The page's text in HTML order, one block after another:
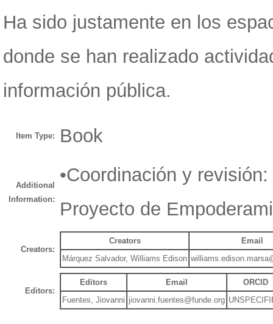
Ha sido justamente en los
donde se han realizado
información pública.
Item Type: Book
Additional
Information:
•Coordinación y
Proyecto de
Creators:
Creators
Email
Márquez Salvador, Williams Edison
Editors:
Editors Email
ORCID
Fuentes, Jiovanni jiovanni.fuentes@funde.org